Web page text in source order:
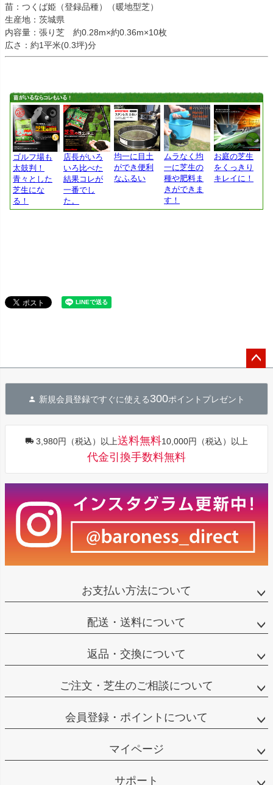
苗：つくば姫（登録品種）（暖地型芝）
生産地：茨城県
内容量：張り芝 約0.28m×約0.36m×10枚
広さ：約1平米(0.3坪)分
へ
新規会員登録ですぐに使える300ポイントプレゼント
3,980円（税込）以上送料無料10,000円（税込）以上
代金引換手数料無料
お支払い方法について
配送・送料について
返品・交換について
ご注文・芝生のご相談について
会員登録・ポイントについて
マイページ
サポート